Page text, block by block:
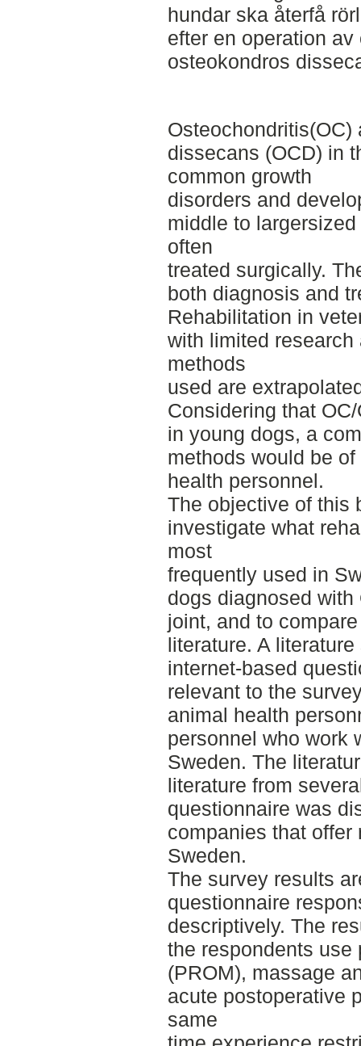
hundar ska återfå
efter en operation
osteokondros
dissecans (OCD) in
common growth
disorders and
middle to
often
treated surgically.
both diagnosis and
Rehabilitation in
with limited
methods
used are
Considering that
in young dogs, a
methods would be
health personnel.
The objective of this
investigate what
most
frequently used in
dogs diagnosed
joint, and to
literature. A
internet-based
relevant to the
animal health
personnel who work
Sweden. The
literature from
questionnaire was
companies that
Sweden.
The survey results
questionnaire
descriptively. The
the respondents use
(PROM), massage
acute postoperative
same